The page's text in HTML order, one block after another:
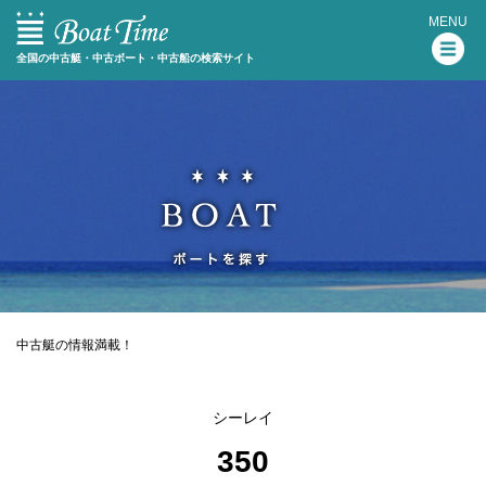
全国の中古艇・中古ボート・中古船の検索サイト
MENU
中古艇の情報満載！
シーレイ
350